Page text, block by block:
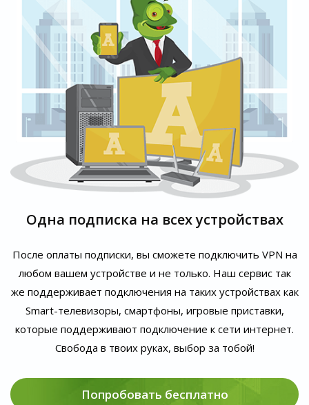
Одна подписка на всех устройствах
После оплаты подписки, вы сможете подключить VPN на
любом вашем устройстве и не только. Наш сервис так
же поддерживает подключения на таких устройствах как
Smart-телевизоры, смартфоны, игровые приставки,
которые поддерживают подключение к сети интернет.
Свобода в твоих руках, выбор за тобой!
Попробовать бесплатно